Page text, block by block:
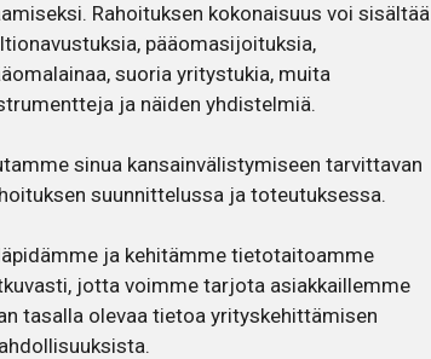
Rahoituksen kokonaisuus voi sisältää
pääomasijoituksia,
suoria yritystukia, muita
ja näiden yhdistelmiä.
sinua kansainvälistymiseen tarvittavan
suunnittelussa ja toteutuksessa.
ja kehitämme tietotaitoamme
jotta voimme tarjota asiakkaillemme
tasalla olevaa tietoa yrityskehittämisen